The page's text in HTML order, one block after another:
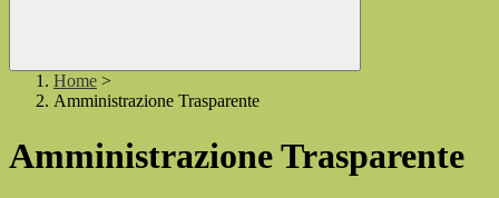
Home >
Amministrazione Trasparente
Amministrazione Trasparente